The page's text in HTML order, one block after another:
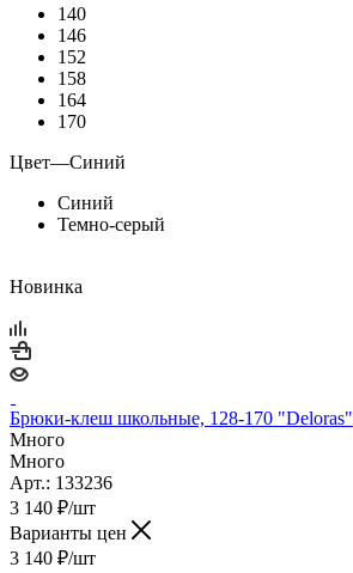
140
146
152
158
164
170
Цвет—Синий
Синий
Темно-серый
Новинка
Брюки-клеш школьные, 128-170 "Deloras"
Много
Много
Арт.: 133236
3 140 ₽/шт
Варианты цен
3 140 ₽/шт